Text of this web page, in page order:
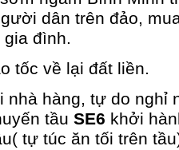
dân trên đảo,
đình.
tốc về lại đất liền.
nhà hàng, tự do nghỉ
tầu SE6 khởi
tự túc ăn tối trên